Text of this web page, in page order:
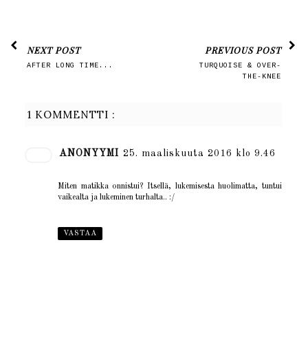
NEXT POST
AFTER LONG TIME...
PREVIOUS POST
TURQUOISE & OVER-
THE-KNEE
1 KOMMENTTI :
ANONYYMI 25. maaliskuuta 2016 klo 9.46
Miten matikka onnistui? Itsellä, lukemisesta huolimatta, tuntui
vaikealta ja lukeminen turhalta.. :/
VASTAA